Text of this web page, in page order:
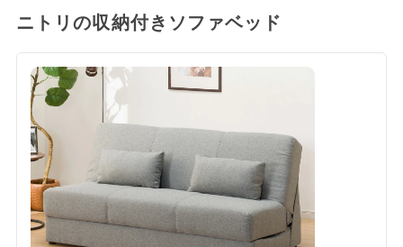
ニトリの収納付きソファベッド